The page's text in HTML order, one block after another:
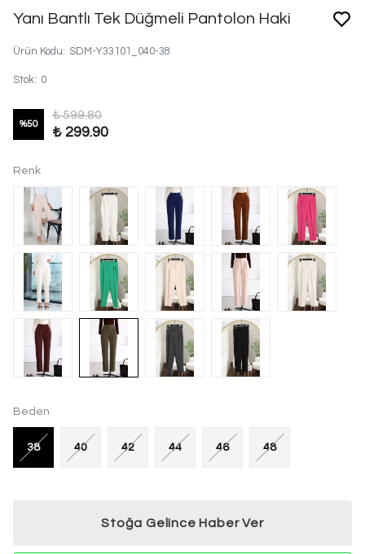
Yanı Bantlı Tek Düğmeli Pantolon Haki
Ürün Kodu: SDM-Y33101_040-38
Stok: 0
%50
₺ 599.80
₺ 299.90
Renk
Beden
38 40 42 44 46 48
Stoğa Gelince Haber Ver